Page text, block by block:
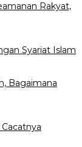
Rakyat,
Syariat Islam
Bagaimana